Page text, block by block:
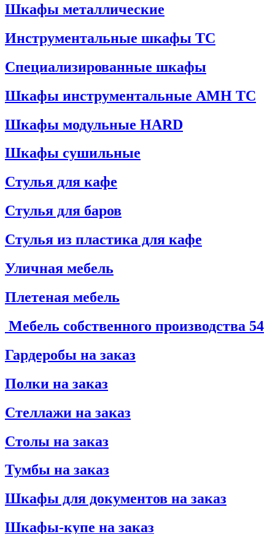
Шкафы металлические
Инструментальные шкафы ТС
Специализированные шкафы
Шкафы инструментальные АМН ТС
Шкафы модульные HARD
Шкафы сушильные
Стулья для кафе
Стулья для баров
Стулья из пластика для кафе
Уличная мебель
Плетеная мебель
Мебель собственного производства 54
Гардеробы на заказ
Полки на заказ
Стеллажи на заказ
Столы на заказ
Тумбы на заказ
Шкафы для документов на заказ
Шкафы-купе на заказ